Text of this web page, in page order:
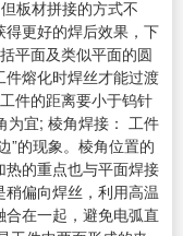
板材拼接的方式不
更好的焊后效果，下
平面及类似平面的圆
熔化时焊丝才能过渡
件的距离要小于钨针
为宜; 棱角焊接： 工件
”的现象。棱角位置的
的重点也与平面焊接
偏向焊丝，利用高温
在一起，避免电弧直